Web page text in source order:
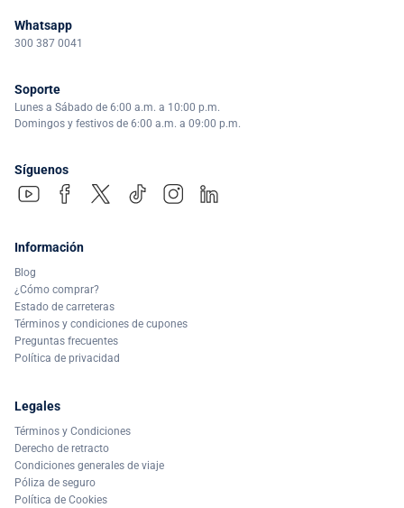
Whatsapp
300 387 0041
Soporte
Lunes a Sábado de 6:00 a.m. a 10:00 p.m.
Domingos y festivos de 6:00 a.m. a 09:00 p.m.
Síguenos
Información
Blog
¿Cómo comprar?
Estado de carreteras
Términos y condiciones de cupones
Preguntas frecuentes
Política de privacidad
Legales
Términos y Condiciones
Derecho de retracto
Condiciones generales de viaje
Póliza de seguro
Política de Cookies